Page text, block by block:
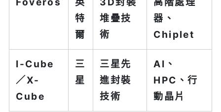
特
爾
堆疊技
術
器、
Chiplet
I-Cube
／X-
Cube
三
星
三星先
進封裝
技術
AI、
HPC、行
動晶片